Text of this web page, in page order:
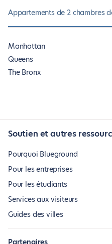
Appartements de 2 chambres
Manhattan
Queens
The Bronx
Soutien et autres
Pourquoi Blueground
Pour les entreprises
Pour les étudiants
Services aux visiteurs
Guides des villes
Partenaires